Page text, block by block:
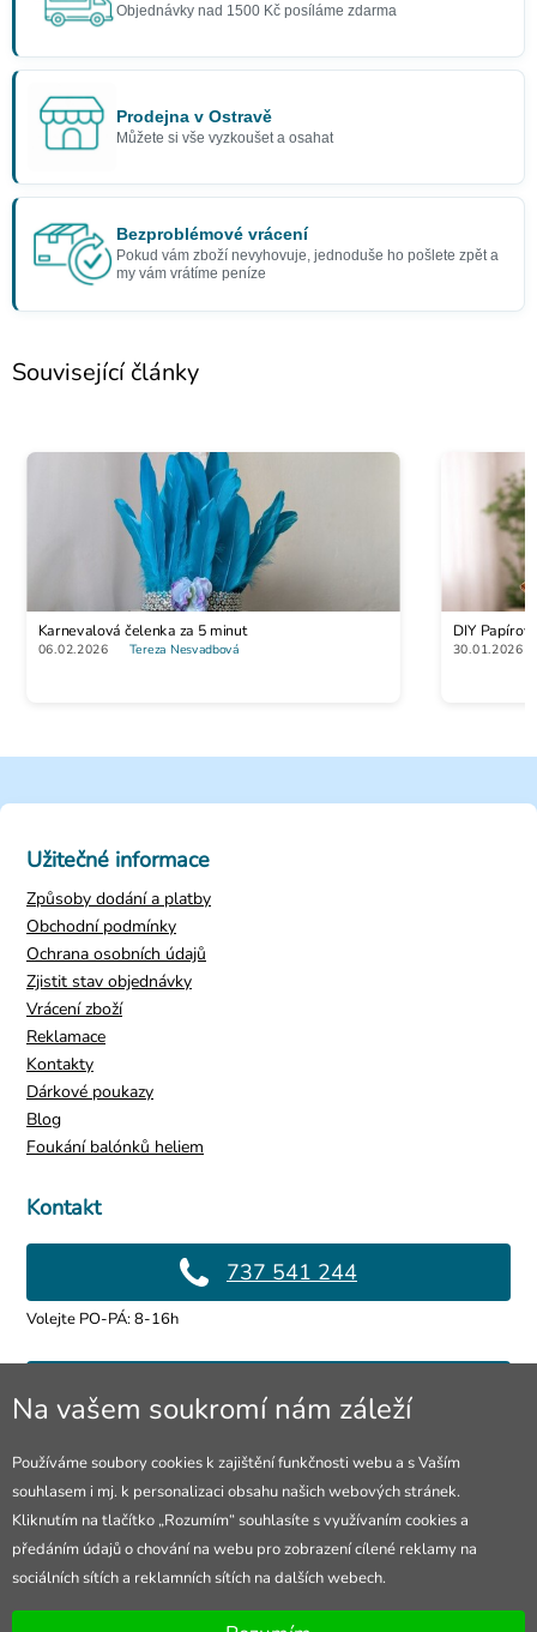
Objednávky nad 1500 Kč posíláme zdarma
Prodejna v Ostravě
Můžete si vše vyzkoušet a osahat
Bezproblémové vrácení
Pokud vám zboží nevyhovuje, jednoduše ho pošlete zpět a
my vám vrátíme peníze
Související články
Karnevalová čelenka za 5 minut
06.02.2026 Tereza Nesvadbová
DIY
30.01.2026
Kontakt
737 541 244
Volejte PO-PÁ: 8-16h
info@4lol.cz
Prodejna Ostrava
28. října 250/285
Otevřeno Po-Pá 8-16h
Užitečné informace
Způsoby dodání a platby
Obchodní podmínky
Ochrana osobních údajů
Zjistit stav objednávky
Vrácení zboží
Reklamace
Kontakty
Dárkové poukazy
Blog
Foukání balónků heliem
Na vašem soukromí nám záleží
Používáme soubory cookies k zajištění funkčnosti webu a s Vaším
souhlasem i mj. k personalizaci obsahu našich webových stránek.
Kliknutím na tlačítko „Rozumím“ souhlasíte s využívaním cookies a
předáním údajů o chování na webu pro zobrazení cílené reklamy na
sociálních sítích a reklamních sítích na dalších webech.